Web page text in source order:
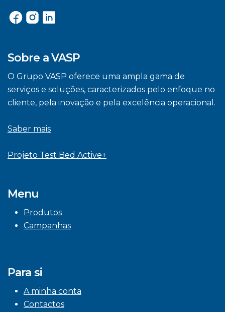
Sobre a VASP
O Grupo VASP oferece uma ampla gama de
serviços e soluções, caracterizados pelo enfoque no
cliente, pela inovação e pela excelência operacional.
Saber mais
Projeto Test Bed Active+
Menu
Produtos
Campanhas
Para si
A minha conta
Contactos